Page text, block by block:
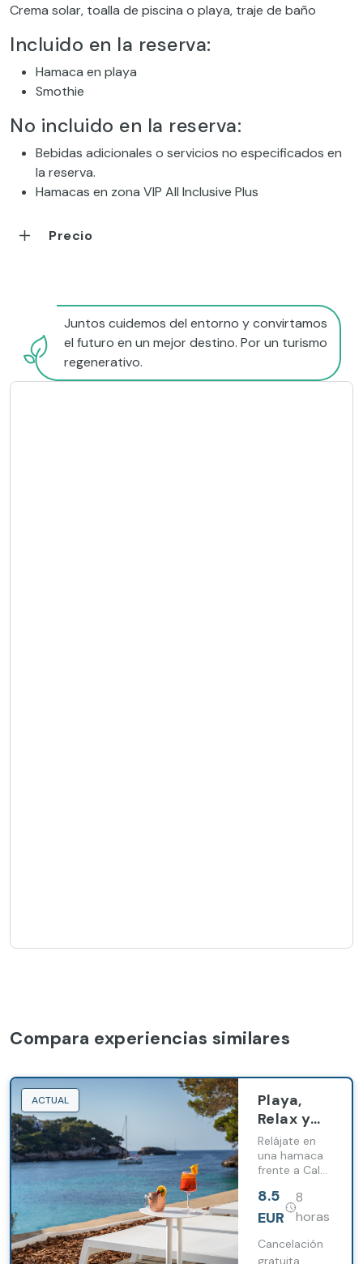
Crema solar, toalla de piscina o playa, traje de baño
Incluido en la reserva:
Hamaca en playa
Smothie
No incluido en la reserva:
Bebidas adicionales o servicios no especificados en
la reserva.
Hamacas en zona VIP All Inclusive Plus
Precio
Juntos cuidemos del entorno y convirtamos
el futuro en un mejor destino. Por un turismo
regenerativo.
Compara experiencias similares
ACTUAL
Playa,
Relax y
Smoothie.
Tu
Momento
Perfecto
en
Relájate en
una hamaca
frente a Cala
Disfruta de la
brisa
saboreas un
delicioso
8.5
EUR
8
horas
Cancelación
gratuita